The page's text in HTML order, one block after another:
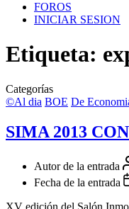
FOROS
INICIAR SESION
Etiqueta:
Categorías
©Al dia BOE De
SIMA 2013
Autor de la entrada
Fecha de la entrada
XV edición del Salón